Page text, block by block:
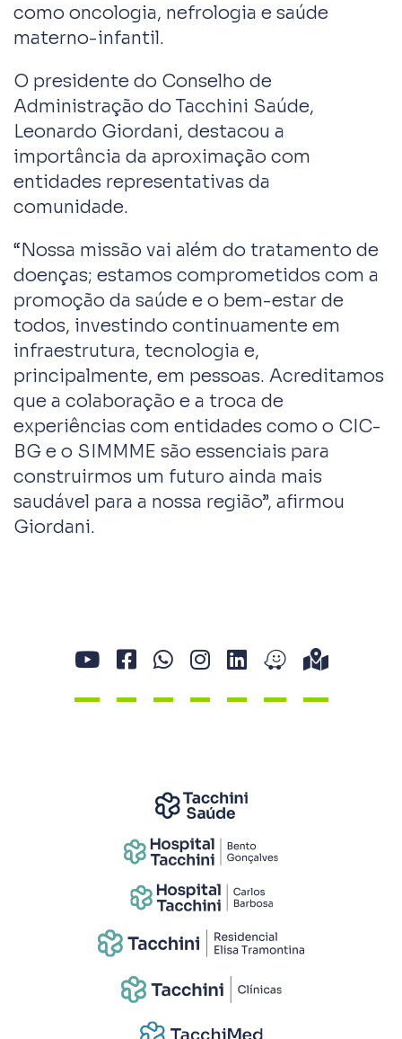
como oncologia, nefrologia e saúde
materno-infantil.
O presidente do Conselho de
Administração do Tacchini Saúde,
Leonardo Giordani, destacou a
importância da aproximação com
entidades representativas da
comunidade.
“Nossa missão vai além do tratamento de
doenças; estamos comprometidos com a
promoção da saúde e o bem-estar de
todos, investindo continuamente em
infraestrutura, tecnologia e,
principalmente, em pessoas. Acreditamos
que a colaboração e a troca de
experiências com entidades como o CIC-
BG e o SIMMME são essenciais para
construirmos um futuro ainda mais
saudável para a nossa região”, afirmou
Giordani.